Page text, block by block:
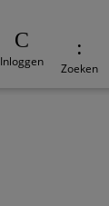
Inloggen Zoeken